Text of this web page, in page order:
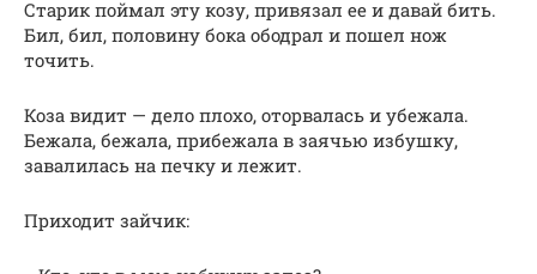
Старик поймал эту козу, привязал ее и давай бить.
Бил, бил, половину бока ободрал и пошел нож
точить.
Коза видит — дело плохо, оторвалась и убежала.
Бежала, бежала, прибежала в заячью избушку,
завалилась на печку и лежит.
Приходит зайчик: